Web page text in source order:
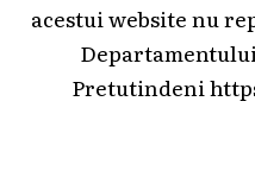
acestui website nu
Pretutindeni